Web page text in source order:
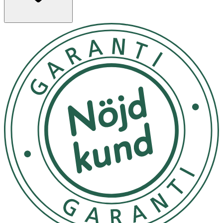
· Lång hållbarhet upp till 16 timmar
· Naturlig, lystergivande matt finish
· Innehåller niacinamid och nordiskt blåbärsextrakt
· Kan byggas upp till önskad täckning
Användning
· Applicera och jämna ut med foundationborste eller
makeupsvamp.
· Bygg upp täckningen efter behov.
Förvaring
Förvaras oåtkomligt för barn.